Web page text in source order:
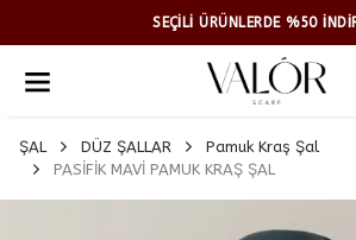
SEÇİLİ ÜRÜNLERDE %50
ŞAL DÜZ ŞALLAR
Pamuk Kraş Şal
PASİFİK MAVİ PAMUK KRAŞ ŞAL